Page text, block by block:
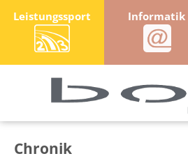
Leistungssport Informatik
Chronik